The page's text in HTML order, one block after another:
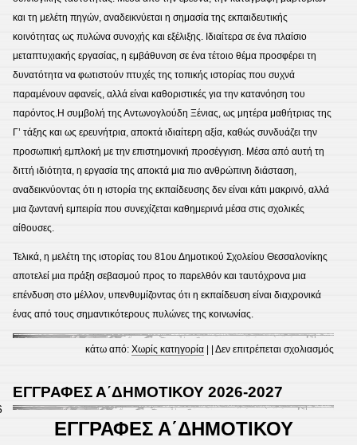
και τη μελέτη πηγών, αναδεικνύεται η σημασία της εκπαιδευτικής
κοινότητας ως πυλώνα συνοχής και εξέλιξης. Ιδιαίτερα σε ένα πλαίσιο
μεταπτυχιακής εργασίας, η εμβάθυνση σε ένα τέτοιο θέμα προσφέρει τη
δυνατότητα να φωτιστούν πτυχές της τοπικής ιστορίας που συχνά
παραμένουν αφανείς, αλλά είναι καθοριστικές για την κατανόηση του
παρόντος.Η συμβολή της Αντωνογλούδη Ξένιας, ως μητέρα μαθήτριας της
Γ’ τάξης και ως ερευνήτρια, αποκτά ιδιαίτερη αξία, καθώς συνδυάζει την
προσωπική εμπλοκή με την επιστημονική προσέγγιση. Μέσα από αυτή τη
διττή ιδιότητα, η εργασία της αποκτά μια πιο ανθρώπινη διάσταση,
αναδεικνύοντας ότι η ιστορία της εκπαίδευσης δεν είναι κάτι μακρινό, αλλά
μια ζωντανή εμπειρία που συνεχίζεται καθημερινά μέσα στις σχολικές
αίθουσες.
Τελικά, η μελέτη της ιστορίας του 81ου Δημοτικού Σχολείου Θεσσαλονίκης
αποτελεί μια πράξη σεβασμού προς το παρελθόν και ταυτόχρονα μια
επένδυση στο μέλλον, υπενθυμίζοντας ότι η εκπαίδευση είναι διαχρονικά
ένας από τους σημαντικότερους πυλώνες της κοινωνίας.
κάτω από:Χωρίς κατηγορία | |Δεν επιτρέπεται σχολιασμός
ΕΓΓΡΑΦΕΣ Α΄ΔΗΜΟΤΙΚΟΥ 2026-2027
ΕΓΓΡΑΦΕΣ Α΄ΔΗΜΟΤΙΚΟΥ